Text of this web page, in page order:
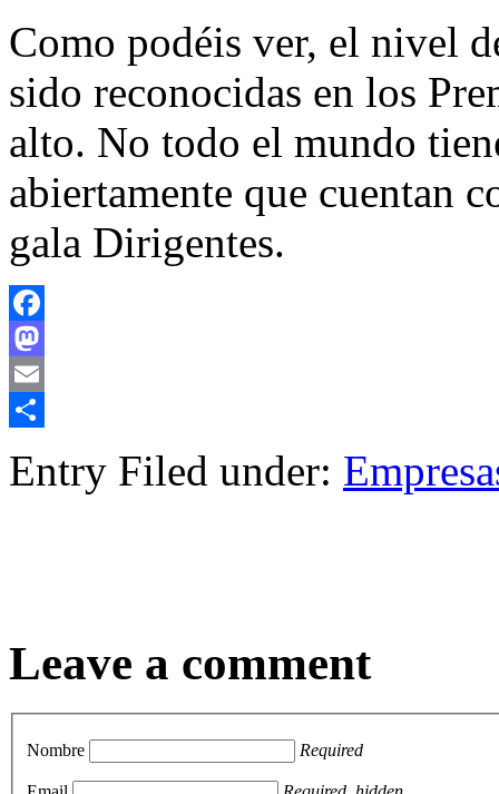
Como podéis ver, el nivel
sido reconocidas en los
alto. No todo el mundo
abiertamente que cuentan
gala Dirigentes.
Facebook
Mastodon
Email
Entry Filed under:
Leave a comment
Nombre Required